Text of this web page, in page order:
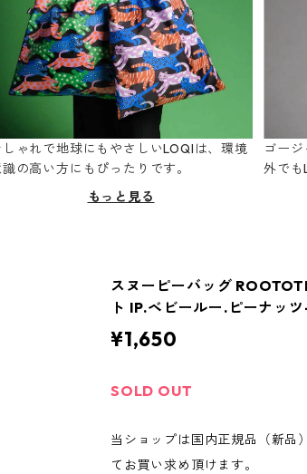
しゃれで地球にもやさしいLOQIは、環境
識の高い方にもぴったりです。
もっと見る
ゴー
外でも
スヌーピーバッグ
ト IP.ベビールー.ピーナッ
¥1,650
SOLD OUT
当ショップは国内正規品（新品
てお買い求め頂けます。